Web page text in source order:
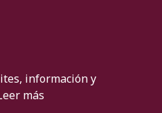
información y
más